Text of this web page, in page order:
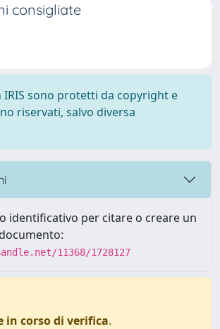
consigliate
sono protetti da copyright e
riservati, salvo diversa
identificativo per citare o creare un
11368/1728127
in corso di verifica.